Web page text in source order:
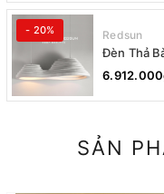
- 20% Redsun
Đèn Thả
Cách Nhật
SẢN